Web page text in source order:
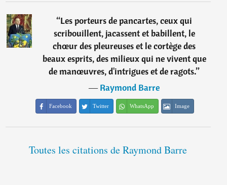
“Les porteurs de pancartes, ceux qui
scribouillent, jacassent et babillent, le
chœur des pleureuses et le cortège des
beaux esprits, des milieux qui ne vivent que
de manœuvres, d'intrigues et de ragots.”
―Raymond Barre
Facebook Twitter WhatsApp Image
Toutes les citations de Raymond Barre